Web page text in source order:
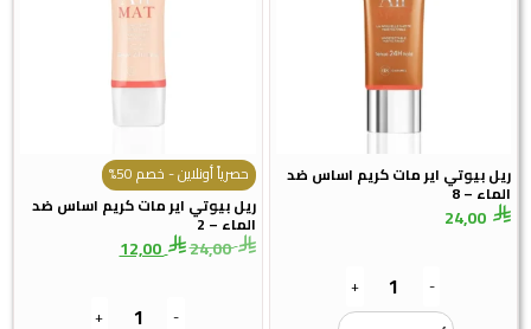
ريل بيوتي اير مات كريم اساس ضد
الماء – 8
24,00
-
+
حصرياً أونلاين - خصم 50%
ريل بيوتي اير مات كريم اساس ضد
الماء – 2
24,00
12,00
-
+